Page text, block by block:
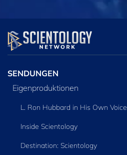
ANSEHEN
SENDUNGEN
Eigenproduktionen
L. Ron Hubbard in His Own Voice
Inside Scientology
Destination: Scientology